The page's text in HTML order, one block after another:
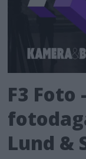
F3 Foto
Lund &